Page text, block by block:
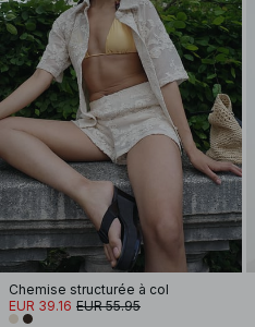
Chemise structurée à col
EUR 39.16 EUR 55.95